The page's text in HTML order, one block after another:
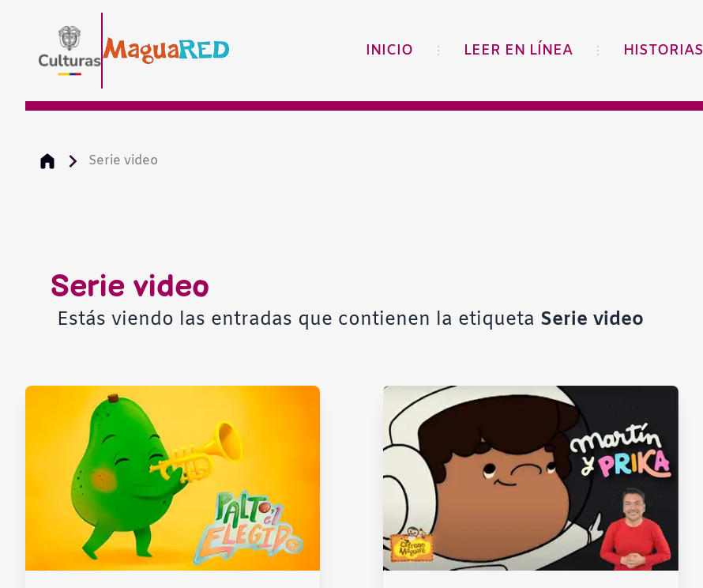
INICIO LEER EN LÍNEA HISTORIAS
Serie video
Serie video
Estás viendo las entradas que contienen la etiqueta Serie video